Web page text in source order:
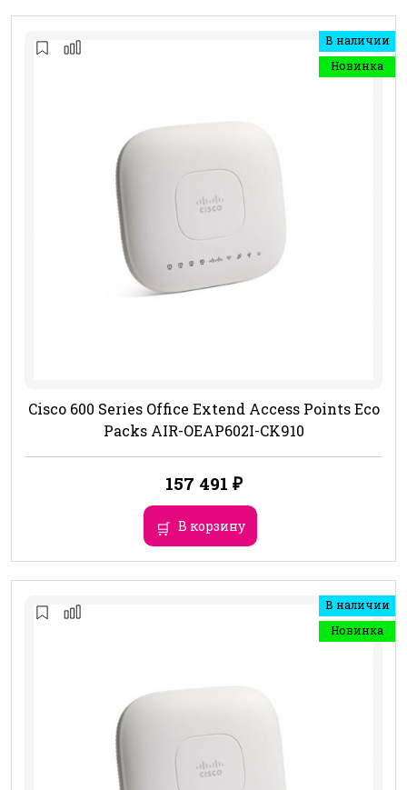
В наличии
Новинка
Cisco 600 Series Office Extend Access Points Eco
Packs AIR-OEAP602I-CK910
157 491 ₽
В корзину
В наличии
Новинка